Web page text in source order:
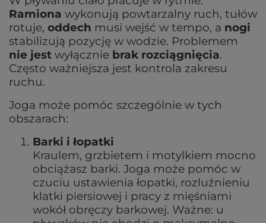
Ramiona wykonują powtarzalny ruch, tułów
rotuje, oddech musi wejść w tempo, a nogi
stabilizują pozycję w wodzie. Problemem
nie jest wyłącznie brak rozciągnięcia.
Często ważniejsza jest kontrola zakresu
ruchu.
Joga może pomóc szczególnie w tych
obszarach:
Barki i łopatki
Kraulem, grzbietem i motylkiem mocno
obciążasz barki. Joga może pomóc w
czuciu ustawienia łopatki, rozluźnieniu
klatki piersiowej i pracy z mięśniami
wokół obręczy barkowej. Ważne: u